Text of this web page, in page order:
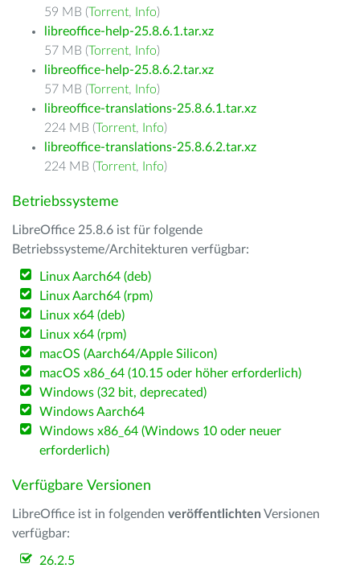
59 MB (Torrent, Info)
libreoffice-help-25.8.6.1.tar.xz
57 MB (Torrent, Info)
libreoffice-help-25.8.6.2.tar.xz
57 MB (Torrent, Info)
libreoffice-translations-25.8.6.1.tar.xz
224 MB (Torrent, Info)
libreoffice-translations-25.8.6.2.tar.xz
224 MB (Torrent, Info)
Betriebssysteme
LibreOffice 25.8.6 ist für folgende
Betriebssysteme/Architekturen verfügbar:
Linux Aarch64 (deb)
Linux Aarch64 (rpm)
Linux x64 (deb)
Linux x64 (rpm)
macOS (Aarch64/Apple Silicon)
macOS x86_64 (10.15 oder höher erforderlich)
Windows (32 bit, deprecated)
Windows Aarch64
Windows x86_64 (Windows 10 oder neuer
erforderlich)
Verfügbare Versionen
LibreOffice ist in folgenden veröffentlichten Versionen
verfügbar:
26.2.5